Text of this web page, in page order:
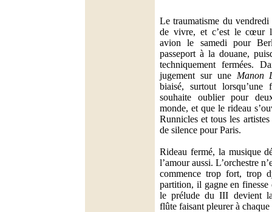
Le traumatisme du
de vivre, et c’est le cœur
avion le samedi pour
passeport à la douane,
techniquement fermées.
jugement sur une Manon
biaisé, surtout
souhaite oublier pour
monde, et que le rideau
Runnicles et tous les
de silence pour Paris.
Rideau fermé, la musique
l’amour aussi. L’orchestre
commence trop fort, trop
partition, il gagne en finesse
le prélude du III devient
flûte faisant pleurer à chaque